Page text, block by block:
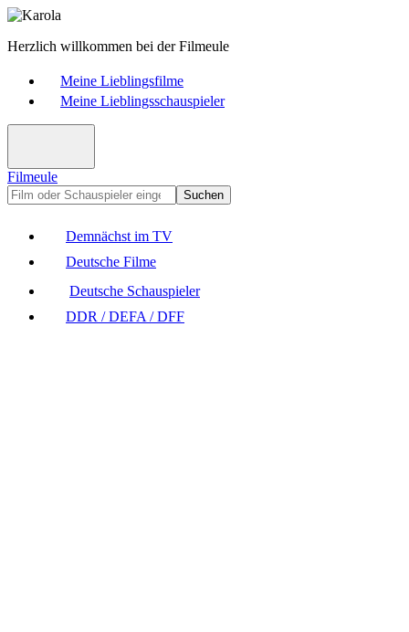
Herzlich willkommen bei der Filmeule
Meine Lieblingsfilme
Meine Lieblingsschauspieler
Filmeule
Suchen
Demnächst im TV
Deutsche Filme
Deutsche Schauspieler
DDR / DEFA / DFF